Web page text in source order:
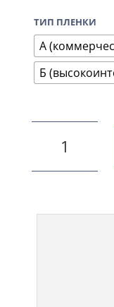
ТИП ПЛЕНКИ
А
Б